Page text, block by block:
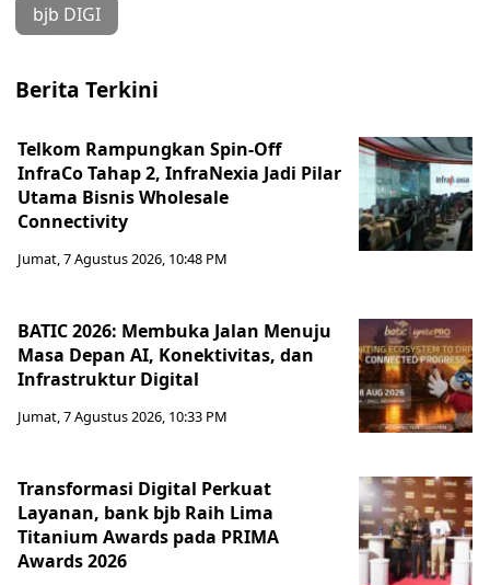
bjb DIGI
Berita Terkini
Telkom Rampungkan Spin-Off
InfraCo Tahap 2, InfraNexia Jadi Pilar
Utama Bisnis Wholesale
Connectivity
Jumat, 7 Agustus 2026, 10:48 PM
BATIC 2026: Membuka Jalan Menuju
Masa Depan AI, Konektivitas, dan
Infrastruktur Digital
Jumat, 7 Agustus 2026, 10:33 PM
Transformasi Digital Perkuat
Layanan, bank bjb Raih Lima
Titanium Awards pada PRIMA
Awards 2026